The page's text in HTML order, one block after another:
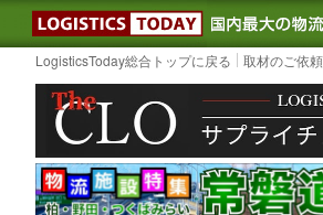
LOGISTICS
LogisticsToday総合トップに戻る 取材のご依